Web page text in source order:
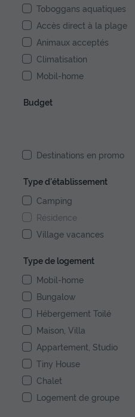
Toboggans aquatiques
Accès direct à la plage
Animaux acceptés
Climatisation
Mobil-home
Budget
Destinations en promo
Type d'établissement
Camping
Résidence
Village vacances
Type de logement
Mobil-home
Bungalow
Hébergement Toilé
Maison, Villa
Appartement, Studio
Tiny House
Chalet
Logement de groupe